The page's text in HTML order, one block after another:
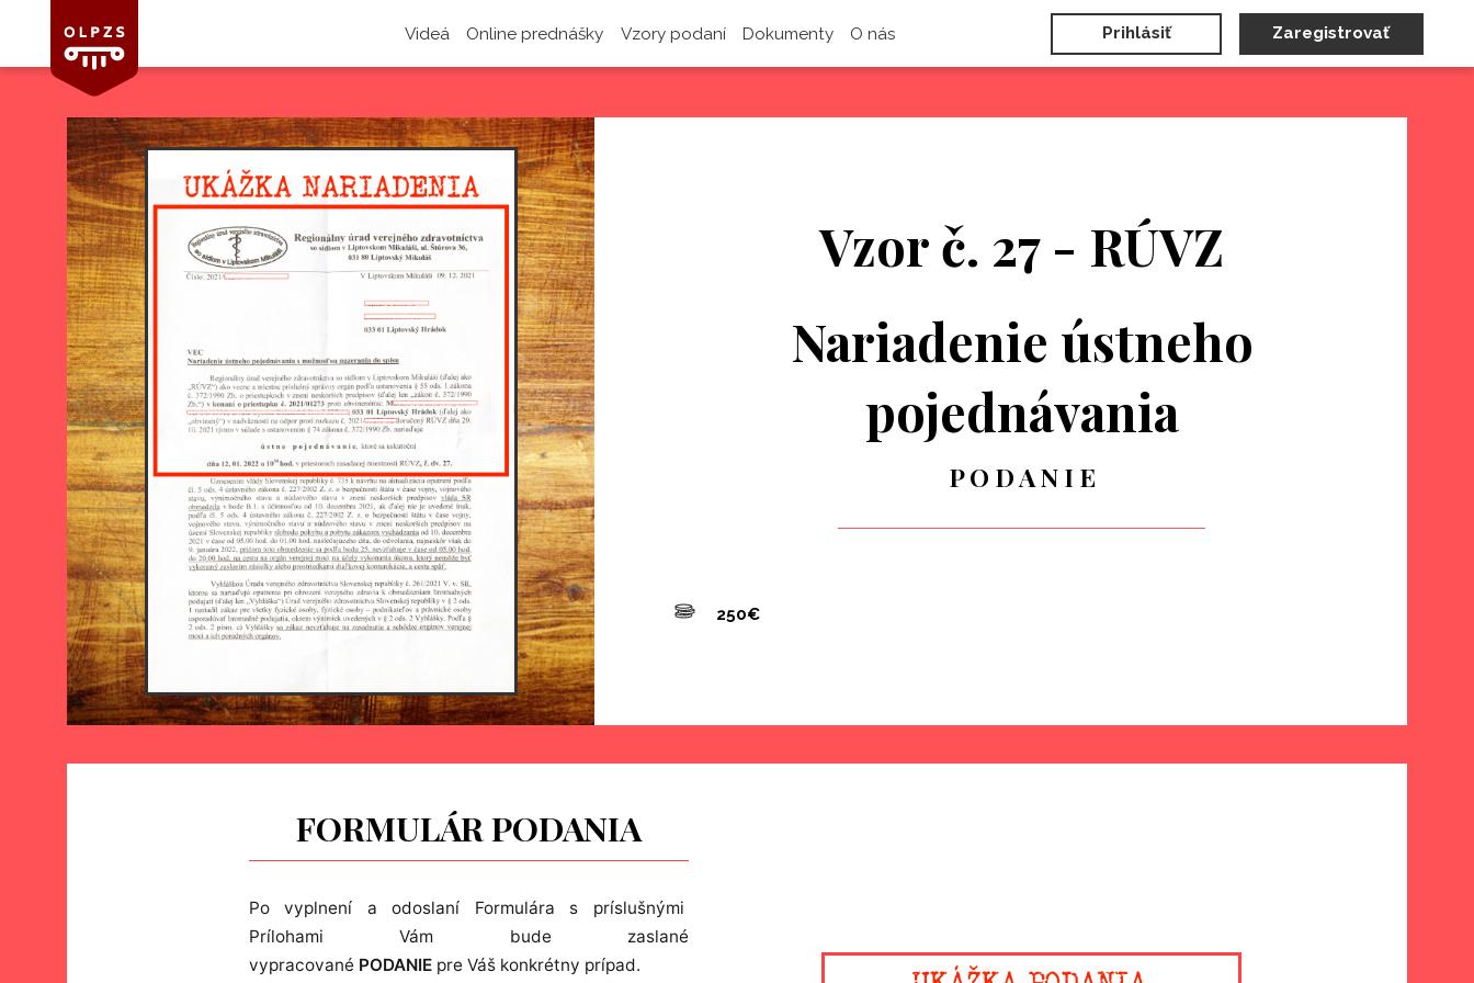
Videá Online prednášky Vzory podaní Dokumenty O nás Prihlásiť Zaregistrovať
Vzor č. 27 - RÚVZ
Nariadenie ústneho
pojednávania
P O D A N I E
250€
FORMULÁR PODANIA
Po vyplnení a odoslaní Formulára s príslušnými
Prílohami Vám bude zaslané
vypracované PODANIE pre Váš konkrétny prípad.